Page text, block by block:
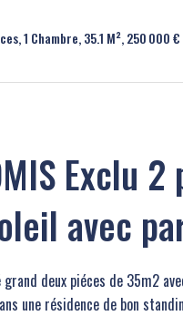
1 Chambre, 35.1 M², 250 000 €
Exclu
avec
grand deux piéces de 35m2
une résidence de bon